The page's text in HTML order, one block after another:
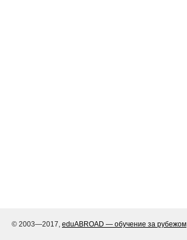
© 2003—2017, eduABROAD — обучение за рубежом